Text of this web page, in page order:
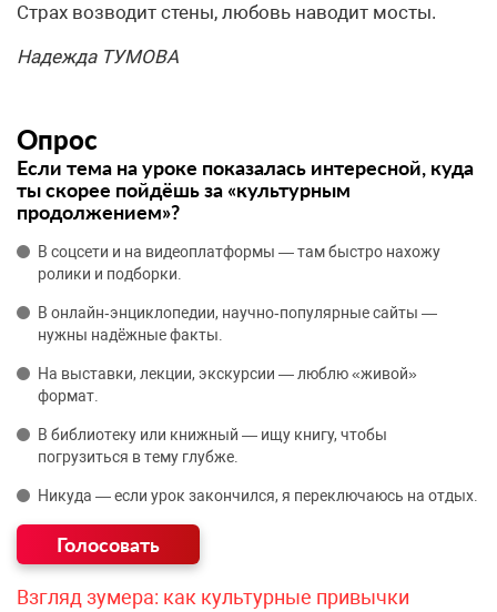
Страх возводит стены, любовь наводит мосты.
Надежда ТУМОВА
Опрос
Если тема на уроке показалась интересной, куда
ты скорее пойдёшь за «культурным
продолжением»?
В соцсети и на видеоплатформы — там быстро нахожу
ролики и подборки.
В онлайн‑энциклопедии, научно‑популярные сайты —
нужны надёжные факты.
На выставки, лекции, экскурсии — люблю «живой»
формат.
В библиотеку или книжный — ищу книгу, чтобы
погрузиться в тему глубже.
Никуда — если урок закончился, я переключаюсь на отдых.
Взгляд зумера: как культурные привычки